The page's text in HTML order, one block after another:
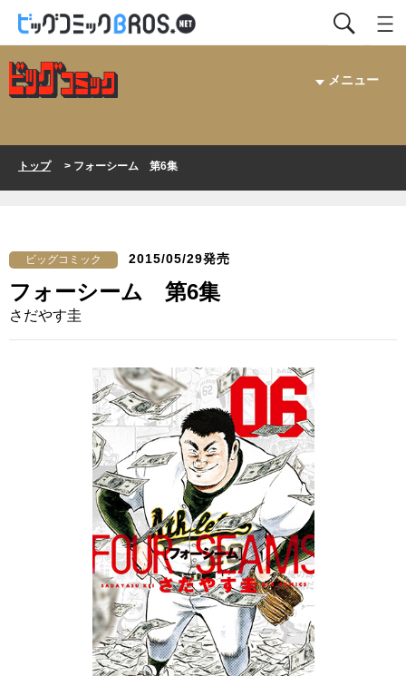
メニュー
トップ> フォーシーム 第6集
ビッグコミック 2015/05/29発売
フォーシーム 第6集
さだやす圭